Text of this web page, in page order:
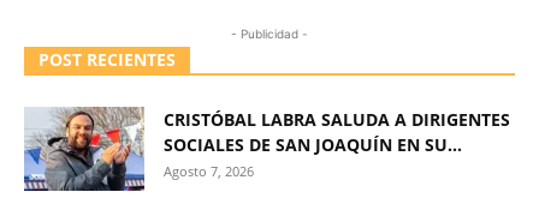
- Publicidad -
POST RECIENTES
CRISTÓBAL LABRA SALUDA A DIRIGENTES
SOCIALES DE SAN JOAQUÍN EN SU...
Agosto 7, 2026